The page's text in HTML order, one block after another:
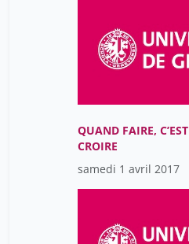
QUAND FAIRE, C’EST
CROIRE
samedi 1 avril 2017